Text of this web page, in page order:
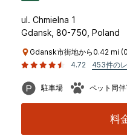
ul. Chmielna 1
Gdansk, 80-750, Poland
Gdansk市街地から0.42 mi
4.72
453件の
駐車場 ペット同
料